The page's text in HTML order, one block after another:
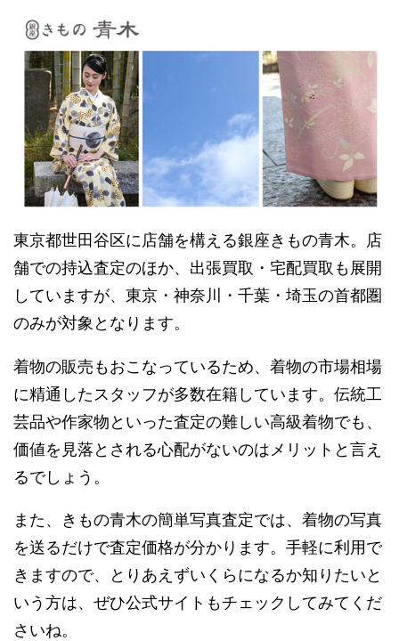
東京都世田谷区に店舗を構える銀座きもの青木。店
舗での持込査定のほか、出張買取・宅配買取も展開
していますが、東京・神奈川・千葉・埼玉の首都圏
のみが対象となります。
着物の販売もおこなっているため、着物の市場相場
に精通したスタッフが多数在籍しています。伝統工
芸品や作家物といった査定の難しい高級着物でも、
価値を見落とされる心配がないのはメリットと言え
るでしょう。
また、きもの青木の簡単写真査定では、着物の写真
を送るだけで査定価格が分かります。手軽に利用で
きますので、とりあえずいくらになるか知りたいと
いう方は、ぜひ公式サイトもチェックしてみてくだ
さいね。